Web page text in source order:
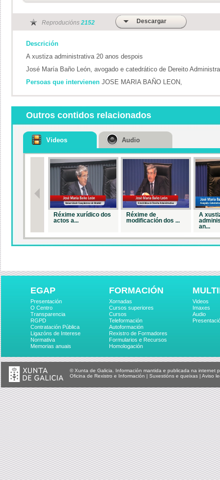
Reproducións 2152 Descargar
Descrición
A xustiza administrativa 20 anos despois
José María Baño León, avogado e catedrático de Dereito
Persoas que intervienen JOSE MARIA BAÑO LEON,
Outros contidos relacionados
Videos
Réxime xurídico dos
actos a...
Réxime de
modificación dos ...
A
an...
Audio
EGAP
Presentación
O Centro
Transparencia
RGPD
Contratación Pública
Ligazóns de Interese
Normativa
Memorias anuais
FORMACIÓN
Xornadas
Cursos superiores
Cursos
Teleformación
Autoformación
Rexistro de Formadores
Formularios e Recursos
Homologación
Videos
Imaxes
Audio
© Xunta de Galicia. Información mantida e publicada na internet
Oficina de Rexistro e Información | Suxestións e queixas | Aviso